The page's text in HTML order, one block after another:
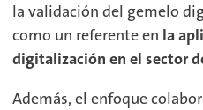
la validación del gemelo
como un referente en la
digitalización en el sector
Además, el enfoque